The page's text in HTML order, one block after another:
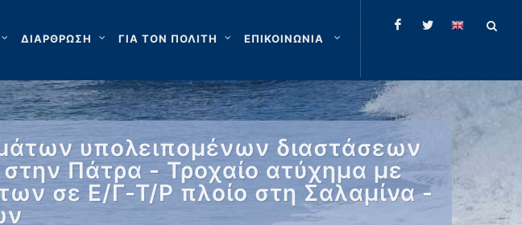
ΔΙΑΡΘΡΩΣΗ ΓΙΑ ΤΟΝ ΠΟΛΙΤΗ ΕΠΙΚΟΙΝΩΝΙΑ
υπολειπομένων διαστάσεων
Πάτρα - Τροχαίο ατύχημα με
σε Ε/Γ-Τ/Ρ πλοίο στη Σαλαμίνα -